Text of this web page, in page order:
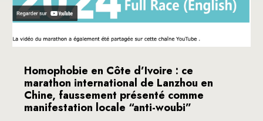
Homophobie en Côte d’Ivoire : ce
marathon international de Lanzhou en
Chine, faussement présenté comme
manifestation locale “anti-woubi”